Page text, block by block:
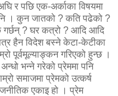
र पछि एक-अर्काका विषयमा
। कुन जातको ? कति पढेको ?
? घर कत्रो ? आदि आदि
हैन विदेश बस्ने केटा-केटीका
पूर्वमूल्याङ्कन गरिएको हुन्छ ।
भन्ने गरेको प्रेममा पनि
समाजमा प्रेमको उत्कर्ष
एकाइ हो । प्रेम